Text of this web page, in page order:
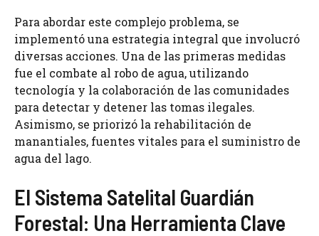
Para abordar este complejo problema, se
implementó una estrategia integral que involucró
diversas acciones. Una de las primeras medidas
fue el combate al robo de agua, utilizando
tecnología y la colaboración de las comunidades
para detectar y detener las tomas ilegales.
Asimismo, se priorizó la rehabilitación de
manantiales, fuentes vitales para el suministro de
agua del lago.
El Sistema Satelital Guardián
Forestal: Una Herramienta Clave